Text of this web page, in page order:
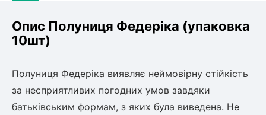
Алича
Хурма
Ірга
Пухироплідник
Спірея
Азалія
Штамбові троянди
Бузок
Жасмин (Чубушник)
Навантажувачі
Опис Полуниця Федеріка (упаковка
10шт)
Полуниця Федеріка виявляє неймовірну стійкість
за несприятливих погодних умов завдяки
батьківським формам, з яких була виведена. Не